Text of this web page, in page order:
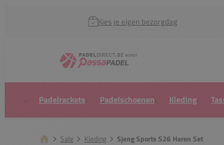
Kies je eigen bezorgdag
Padelrackets Padelschoenen Kleding
Sale Kleding Sjeng Sports S26 Heren Set